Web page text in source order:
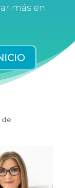
más en
de